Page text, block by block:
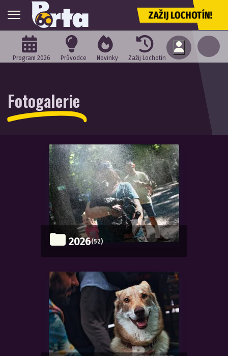
ZAŽIJ LOCHOTÍN!
Program 2026 Průvodce Novinky Zažij Lochotín
Fotogalerie
2026(52)